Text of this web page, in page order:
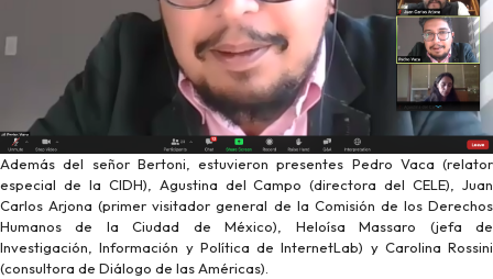
Además del señor Bertoni, estuvieron presentes Pedro Vaca (relator
especial de la CIDH), Agustina del Campo (directora del CELE), Juan
Carlos Arjona (primer visitador general de la Comisión de los Derechos
Humanos de la Ciudad de México), Heloísa Massaro (jefa de
Investigación, Información y Política de InternetLab) y Carolina Rossini
(consultora de Diálogo de las Américas).